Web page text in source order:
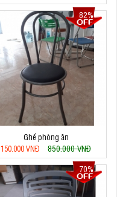
82%
Ghế phòng ăn
150.000 VNĐ
850.000 VNĐ
70%